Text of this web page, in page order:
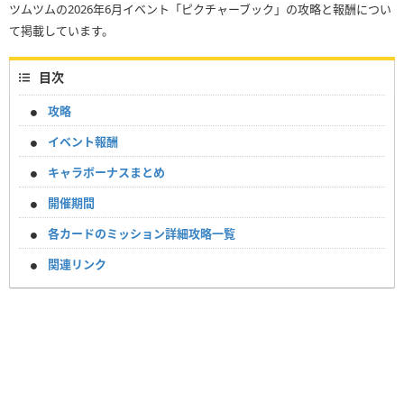
ツムツムの2026年6月イベント「ピクチャーブック」の攻略と報酬につい
て掲載しています。
目次
攻略
イベント報酬
キャラボーナスまとめ
開催期間
各カードのミッション詳細攻略一覧
関連リンク